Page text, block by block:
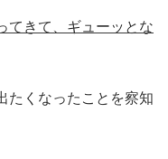
てきて、ギューッとな
たくなったことを察知